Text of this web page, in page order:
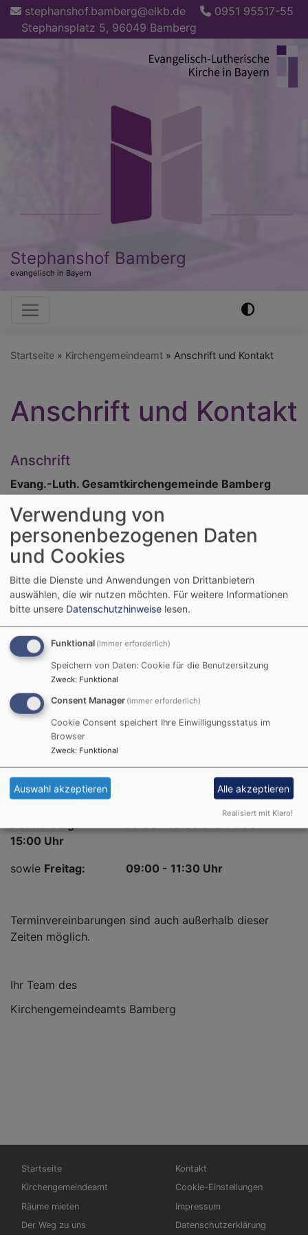
Direkt
Inhalt
stephanshof.bamberg@elkb.de
0951 95517-55
Stephansplatz 5, 96049 Bamberg
Stephanshof Bamberg
evangelisch in Bayern
Hauptnavigation
Startseite Kirchengemeindeamt Anschrift und Kontakt
Anschrift und Kontakt
Anschrift
Evang.-Luth. Gesamtkirchengemeinde Bamberg
Kirchengemeindeamt
Stephansplatz 5
96049 Bamberg
Tel.: 0951 95517-0
Fax: 0951 95517-22
E-Mail: kga.bamberg@elkb.de
Unsere Bürozeiten sind
Montag - Mittwoch:
und14:00 - 15:00
Uhr
15:00 Uhr
sowie Freitag: 09:00 - 11:30 Uhr
Terminvereinbarungen sind auch außerhalb dieser
Zeiten möglich.
Ihr Team des
Kirchengemeindeamts Bamberg
Hauptnavigation
Startseite
Kirchengemeindeamt
Räume mieten
Der Weg zu uns
Fußbereichsmenü
Kontakt
Cookie-Einstellungen
Impressum
Datenschutzerklärung
Verwendung von
personenbezogenen Daten
und Cookies
Bitte die Dienste und Anwendungen von Drittanbietern
auswählen, die wir nutzen möchten. Für weitere Informationen
bitte unsere Datenschutzhinweise lesen.
Funktional (immer erforderlich)
Speichern von Daten: Cookie für die Benutzersitzung
Zweck: Funktional
Consent Manager (immer erforderlich)
Cookie Consent speichert Ihre Einwilligungsstatus im
Browser
Zweck: Funktional
Auswahl akzeptieren Alle akzeptieren
Realisiert mit Klaro!